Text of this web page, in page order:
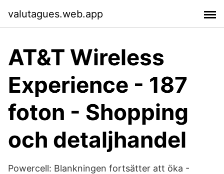
valutagues.web.app
AT&T Wireless
Experience - 187
foton - Shopping
och detaljhandel
Powercell: Blankningen fortsätter att öka -